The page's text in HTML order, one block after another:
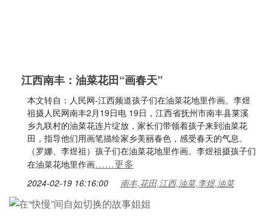
江西南丰：油菜花田“画春天”
本文转自：人民网-江西频道孩子们在油菜花地里作画。李煜
祖摄人民网南丰2月19日电 19日，江西省抚州市南丰县莱溪
乡九联村的油菜花连片绽放，家长们带领着孩子来到油菜花
田，指导他们用画笔描绘家乡美丽春色，感受春天的气息。
（罗娜、李煜祖）孩子们在油菜花地里作画。李煜祖摄孩子们
在油菜花地里作画……更多
2024-02-19 16:16:00 南丰,花田,江西,油菜,李煜,油菜